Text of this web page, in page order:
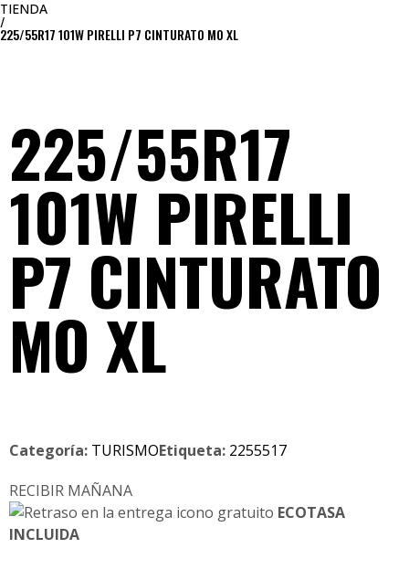
TIENDA
/
225/55R17 101W PIRELLI P7 CINTURATO MO XL
225/55R17
101W PIRELLI
P7 CINTURATO
MO XL
Categoría: TURISMOEtiqueta: 2255517
RECIBIR MAÑANA
ECOTASA
INCLUIDA